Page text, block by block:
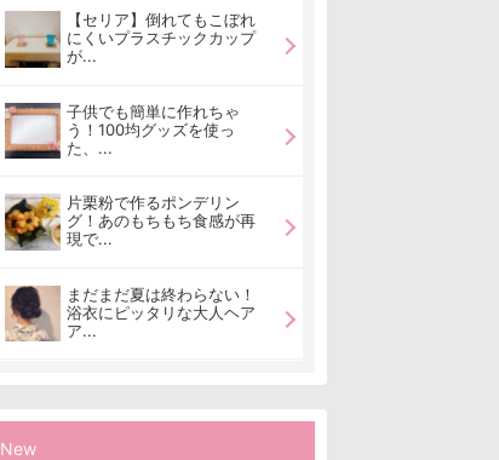
【セリア】倒れてもこぼれ
にくいプラスチックカップ
が...
子供でも簡単に作れちゃ
う！100均グッズを使っ
た、...
片栗粉で作るポンデリン
グ！あのもちもち食感が再
現で...
まだまだ夏は終わらない！
浴衣にピッタリな大人ヘア
ア...
New